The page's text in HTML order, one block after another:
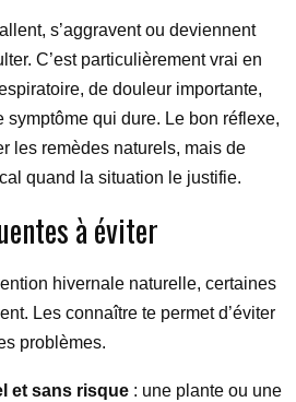
s’aggravent ou deviennent
C’est particulièrement vrai en
de douleur importante,
symptôme qui dure. Le bon réflexe,
les remèdes naturels, mais de
quand la situation le justifie.
à éviter
hivernale naturelle, certaines
Les connaître te permet d’éviter
problèmes.
et sans risque : une plante ou une